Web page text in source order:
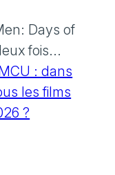
Days of
fois...
: dans
les films
?